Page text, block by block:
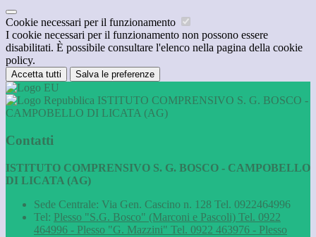
Cookie necessari per il funzionamento
I cookie necessari per il funzionamento non possono essere
disabilitati. È possibile consultare l'elenco nella pagina della cookie
policy.
Accetta tutti Salva le preferenze
ISTITUTO COMPRENSIVO S. G. BOSCO -
CAMPOBELLO DI LICATA (AG)
Contatti
ISTITUTO COMPRENSIVO S. G. BOSCO - CAMPOBELLO
DI LICATA (AG)
Sede Centrale: Via Gen. Cascino n. 128 Tel. 0922464996
Tel: Plesso "S.G. Bosco" (Marconi e Pascoli) Tel. 0922
464996 - Plesso "G. Mazzini" Tel. 0922 463976 - Plesso